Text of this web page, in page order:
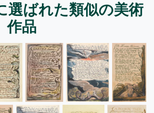
選ばれた類似の美術
作品